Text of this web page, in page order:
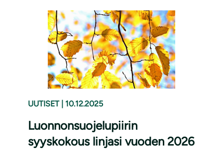
UUTISET 10.12.2025
Luonnonsuojelupiirin
syyskokous linjasi vuoden 2026